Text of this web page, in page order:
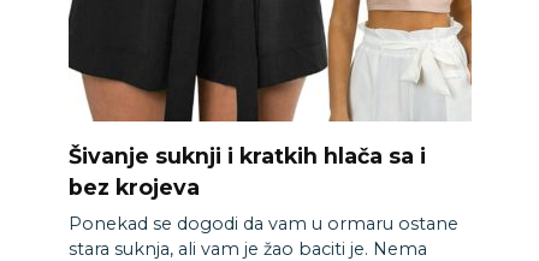
Šivanje suknji i kratkih hlača sa i
bez krojeva
Ponekad se dogodi da vam u ormaru ostane
stara suknja, ali vam je žao baciti je. Nema